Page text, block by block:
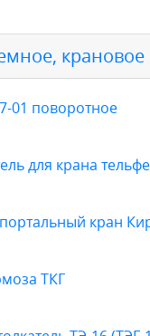
01 поворотное
для крана
кран
ТКГ